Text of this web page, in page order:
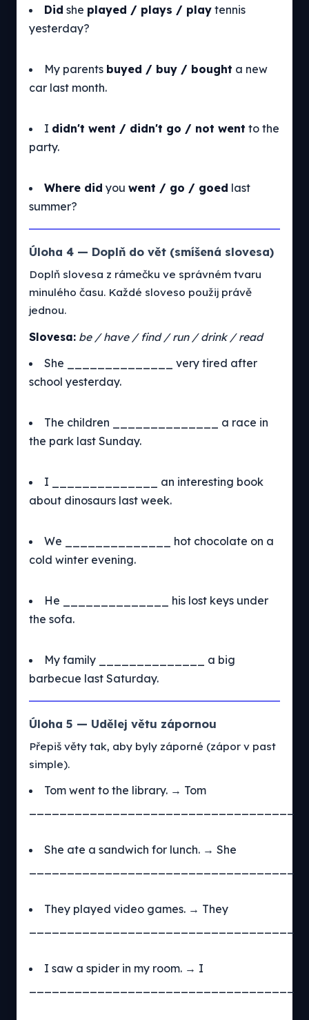
Did she played / plays / play tennis
yesterday?
My parents buyed / buy / bought a new
car last month.
I didn't went / didn't go / not went to the
party.
Where did you went / go / goed last
summer?
Úloha 4 — Doplň do vět (smíšená slovesa)
Doplň slovesa z rámečku ve správném tvaru
minulého času. Každé sloveso použij právě
jednou.
Slovesa: be / have / find / run / drink / read
She ______________ very tired after
school yesterday.
The children ______________ a race in
the park last Sunday.
I ______________ an interesting book
about dinosaurs last week.
We ______________ hot chocolate on a
cold winter evening.
He ______________ his lost keys under
the sofa.
My family ______________ a big
barbecue last Saturday.
Úloha 5 — Udělej větu zápornou
Přepiš věty tak, aby byly záporné (zápor v past
simple).
Tom went to the library. → Tom
She ate a sandwich for lunch. → She
They played video games. → They
I saw a spider in my room. → I